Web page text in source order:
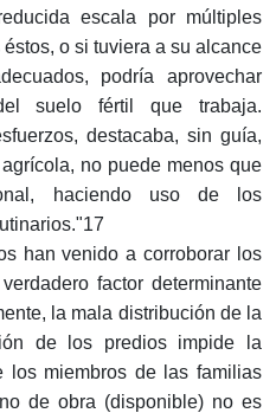
escala por múltiples
o si tuviera a su alcance
podría aprovechar
suelo fértil que trabaja.
destacaba, sin guía,
no puede menos que
haciendo uso de los
han venido a corroborar los
factor determinante
la mala distribución de la
de los predios impide la
los miembros de las familias
de obra (disponible) no es